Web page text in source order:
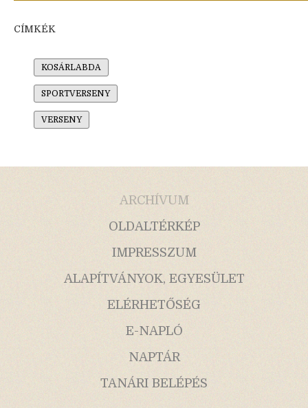
CÍMKÉK
KOSÁRLABDA
SPORTVERSENY
VERSENY
ARCHÍVUM
OLDALTÉRKÉP
IMPRESSZUM
ALAPÍTVÁNYOK, EGYESÜLET
ELÉRHETŐSÉG
E-NAPLÓ
NAPTÁR
TANÁRI BELÉPÉS